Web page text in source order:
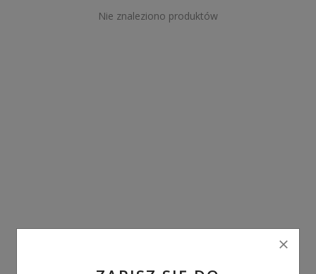
Wyposażenie i akcesoria samochodowe
Nie znaleziono produktów